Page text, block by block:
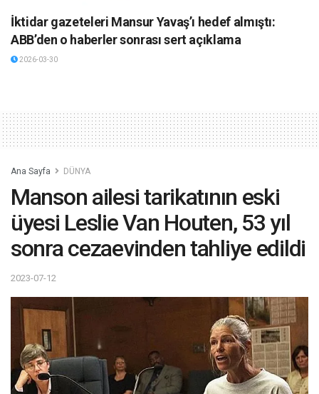
İktidar gazeteleri Mansur Yavaş’ı hedef almıştı:
ABB’den o haberler sonrası sert açıklama
2026-03-30
Ana Sayfa DÜNYA
Manson ailesi tarikatının eski
üyesi Leslie Van Houten, 53 yıl
sonra cezaevinden tahliye edildi
2023-07-12